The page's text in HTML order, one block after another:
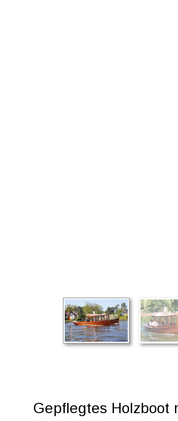
Gepflegtes Holzboot